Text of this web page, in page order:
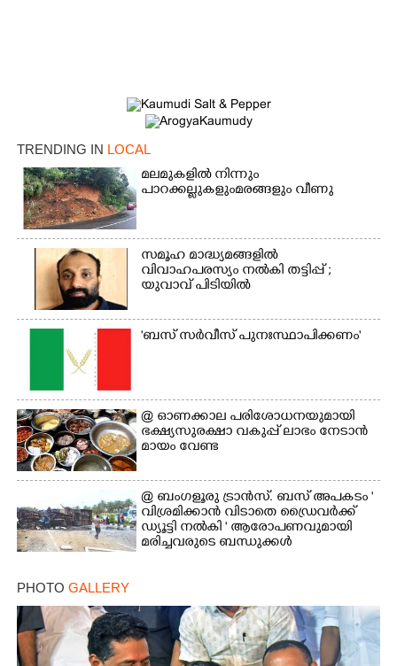
TRENDING IN LOCAL
മലമുകളിൽ നിന്നും
പാറക്കല്ലുകളുംമരങ്ങളും വീണു
സമൂഹ മാദ്ധ്യമങ്ങളിൽ
വിവാഹപരസ്യം നൽകി തട്ടിപ്പ് ;
യുവാവ് പിടിയിൽ
'ബസ് സർവീസ് പുനഃസ്ഥാപിക്കണം'
@​​​​​​​ ഓണക്കാല പരിശോധനയുമായി
ഭക്ഷ്യസുരക്ഷാ വകുപ്പ് ലാഭം നേടാൻ
മായം വേണ്ട
@ ബംഗളൂരു ട്രാൻസ്. ബസ് അപകടം '
വി​ശ്ര​മിക്കാൻ വിടാതെ ഡ്രൈ​വ​ർ​ക്ക്
ഡ്യൂട്ടി നൽകി ' ആരോപണവുമായി
മരിച്ചവരുടെ ബന്ധുക്കൾ
PHOTO GALLERY
Copy Link